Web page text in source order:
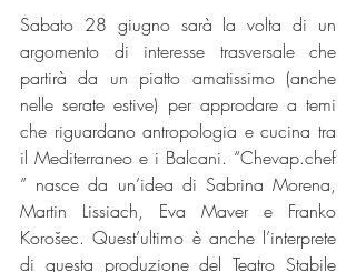
Sabato 28 giugno sarà la volta di un
argomento di interesse trasversale che
partirà da un piatto amatissimo (anche
nelle serate estive) per approdare a temi
che riguardano antropologia e cucina tra
il Mediterraneo e i Balcani. “Chevap.chef
” nasce da un’idea di Sabrina Morena,
Martin Lissiach, Eva Maver e Franko
Korošec. Quest’ultimo è anche l’interprete
di questa produzione del Teatro Stabile